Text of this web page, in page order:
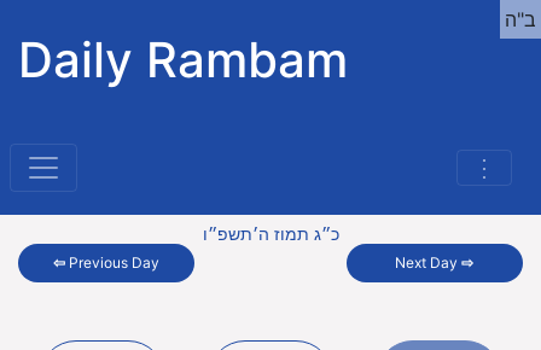
Daily Rambam
⋮
ב"ה
⇦ Previous Day
כ״ג תמוז ה׳תשפ״ו
Next Day⇨